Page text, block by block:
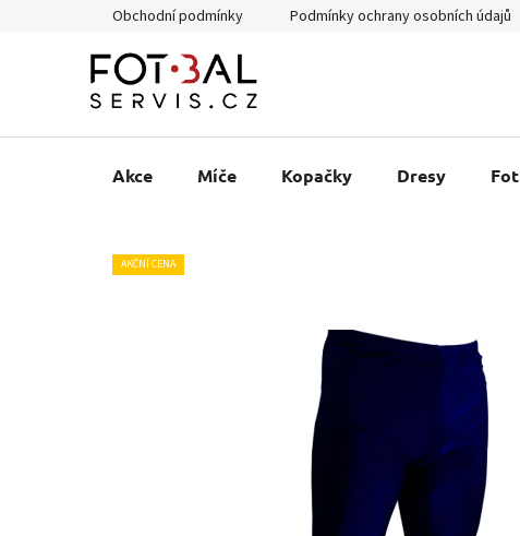
Obchodní podmínky Podmínky ochrany osobních údajů
Akce Míče Kopačky Dresy
AKČNÍ CENA